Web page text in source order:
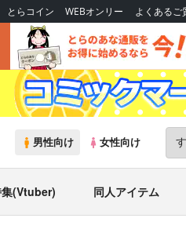
とらコイン WEBオンリー よくあるご
男性向け 女性向け
(Vtuber) 同人アイテム